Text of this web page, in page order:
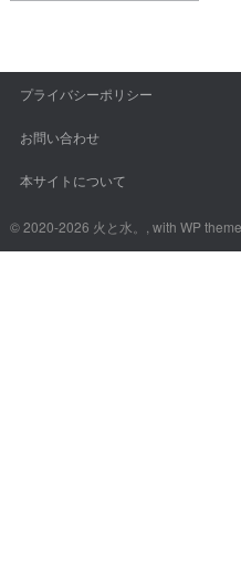
プライバシーポリシー
お問い合わせ
本サイトについて
© 2020-2026 火と水。, with WP theme